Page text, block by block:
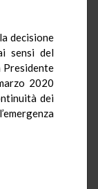
decisione
sensi del
2020
dei